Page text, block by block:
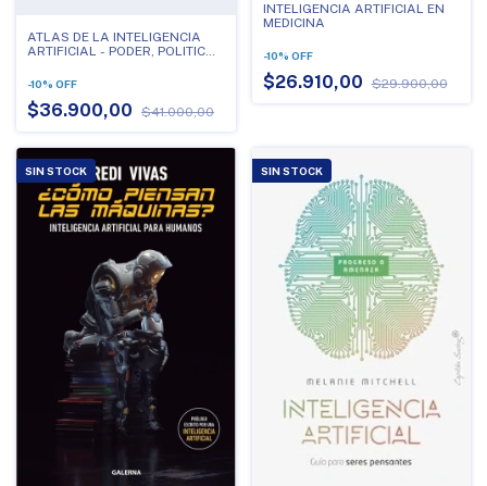
ATLAS DE LA INTELIGENCIA
ARTIFICIAL - PODER, POLITICA
-10% OFF
$36.900,00 $41.000,00
INTELIGENCIA ARTIFICIAL EN
MEDICINA
-10% OFF
$26.910,00 $29.900,00
SIN STOCK SIN STOCK